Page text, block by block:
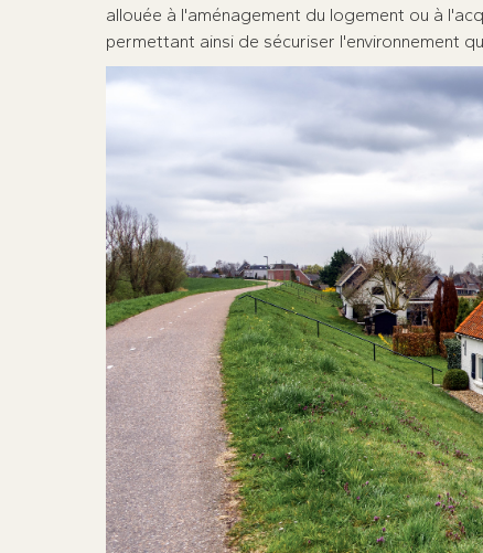
allouée à l'aménagement du logement ou à
permettant ainsi de sécuriser l'environnement